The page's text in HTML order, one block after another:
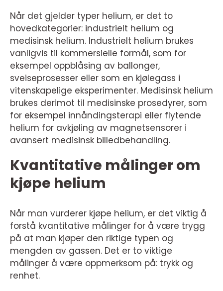
Når det gjelder typer helium, er det to
hovedkategorier: industrielt helium og
medisinsk helium. Industrielt helium brukes
vanligvis til kommersielle formål, som for
eksempel oppblåsing av ballonger,
sveiseprosesser eller som en kjølegass i
vitenskapelige eksperimenter. Medisinsk helium
brukes derimot til medisinske prosedyrer, som
for eksempel innåndingsterapi eller flytende
helium for avkjøling av magnetsensorer i
avansert medisinsk billedbehandling.
Kvantitative målinger om
kjøpe helium
Når man vurderer kjøpe helium, er det viktig å
forstå kvantitative målinger for å være trygg
på at man kjøper den riktige typen og
mengden av gassen. Det er to viktige
målinger å være oppmerksom på: trykk og
renhet.